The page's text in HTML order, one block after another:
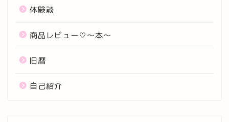
体験談
商品レビュー♡〜本〜
旧暦
自己紹介